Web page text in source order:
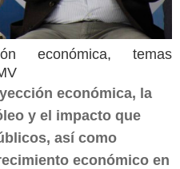
económica, temas
económica, la
y el impacto que
así como
económico en